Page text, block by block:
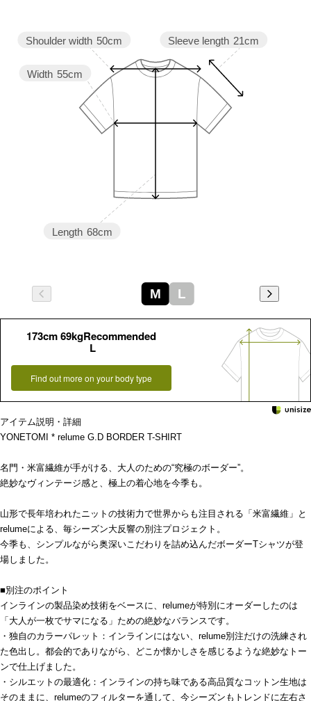
Sleeve length 21cm
Length 68cm
Width 55cm
Shoulder width 50cm
M L
173cm 69kgRecommended
L
Find out more on your body type
アイテム説明・詳細
YONETOMI * relume G.D BORDER T-SHIRT
名門・米富繊維が手がける、大人のための“究極のボーダー”。
絶妙なヴィンテージ感と、極上の着心地を今季も。
山形で長年培われたニットの技術力で世界からも注目される「米富繊維」と
relumeによる、毎シーズン大反響の別注プロジェクト。
今季も、シンプルながら奥深いこだわりを詰め込んだボーダーTシャツが登
場しました。
■別注のポイント
インラインの製品染め技術をベースに、relumeが特別にオーダーしたのは
「大人が一枚でサマになる」ための絶妙なバランスです。
・独自のカラーパレット：インラインにはない、relume別注だけの洗練され
た色出し。都会的でありながら、どこか懐かしさを感じるような絶妙なトー
ンで仕上げました。
・シルエットの最適化：インラインの持ち味である高品質なコットン生地は
そのままに、relumeのフィルターを通して、今シーズンもトレンドに左右さ